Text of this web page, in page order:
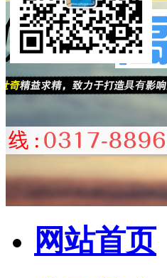
网站首页